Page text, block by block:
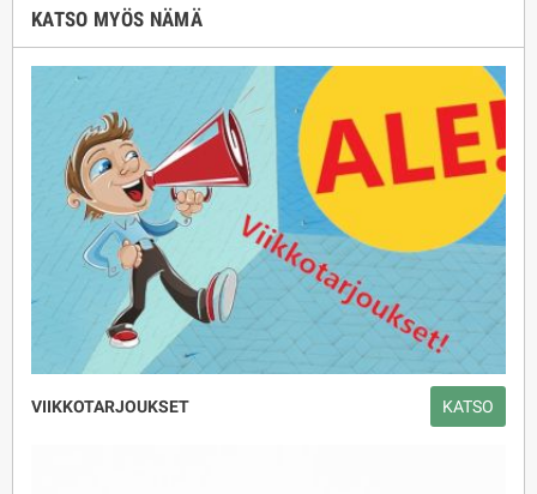
KATSO MYÖS NÄMÄ
VIIKKOTARJOUKSET KATSO